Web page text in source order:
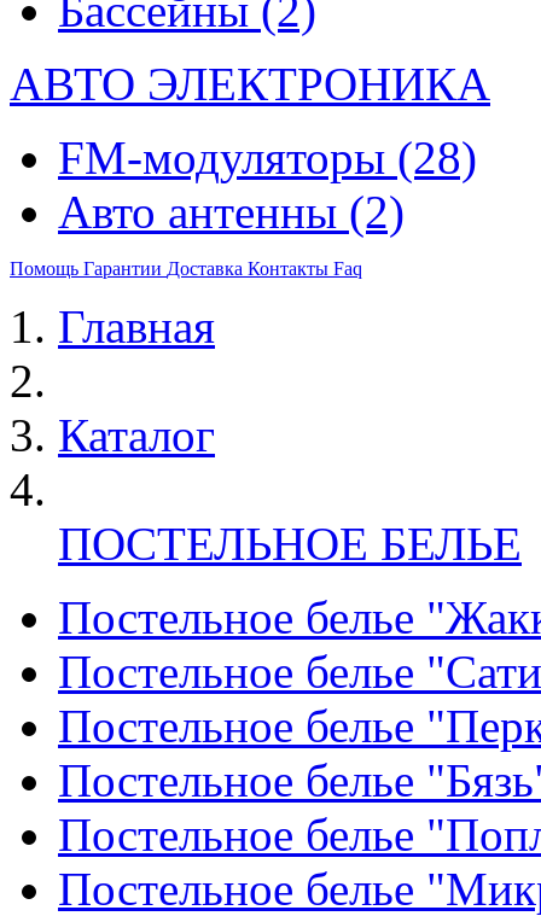
АВТО ЭЛЕКТРОНИКА
FM-модуляторы (28)
Авто антенны (2)
Помощь Гарантии Доставка Контакты Faq
Главная
Каталог
ПОСТЕЛЬНОЕ БЕЛЬЕ
Постельное белье
Постельное белье
Постельное белье
Постельное белье
Постельное белье
Постельное белье